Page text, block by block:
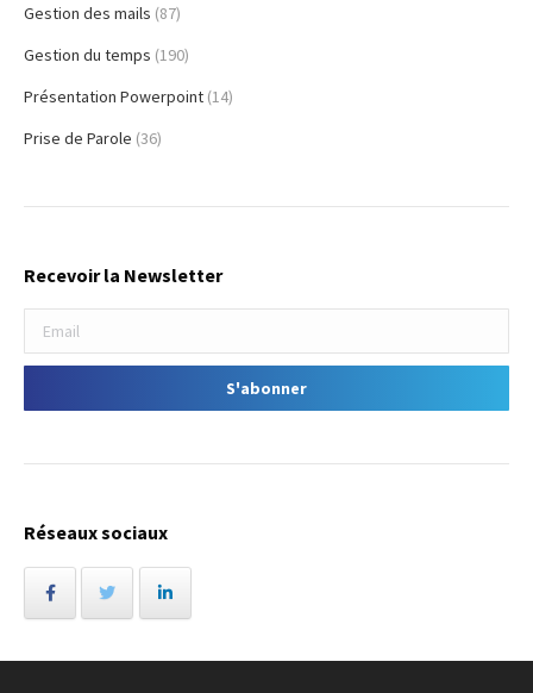
Gestion des mails (87)
Gestion du temps (190)
Présentation Powerpoint (14)
Prise de Parole (36)
Recevoir la Newsletter
Réseaux sociaux